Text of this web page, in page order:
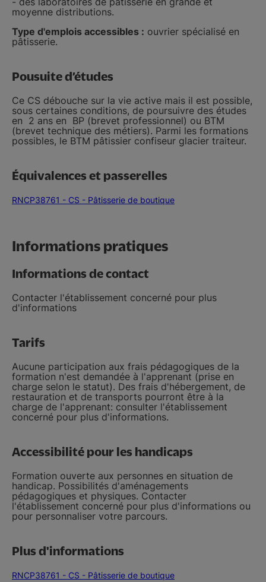
moyenne distributions.
Type d'emplois accessibles : ouvrier spécialisé en
pâtisserie.
Pousuite d’études
Ce CS débouche sur la vie active mais il est possible,
sous certaines conditions, de poursuivre des études
en 2 ans en BP (brevet professionnel) ou BTM
(brevet technique des métiers). Parmi les formations
possibles, le BTM pâtissier confiseur glacier traiteur.
Équivalences et passerelles
RNCP38761 - CS - Pâtisserie de boutique
Informations pratiques
Informations de contact
Contacter l'établissement concerné pour plus
d'informations
Tarifs
Aucune participation aux frais pédagogiques de la
formation n'est demandée à l'apprenant (prise en
charge selon le statut). Des frais d'hébergement, de
restauration et de transports pourront être à la
charge de l'apprenant: consulter l'établissement
concerné pour plus d'informations.
Accessibilité pour les handicaps
Formation ouverte aux personnes en situation de
handicap. Possibilités d'aménagements
pédagogiques et physiques. Contacter
l'établissement concerné pour plus d'informations ou
pour personnaliser votre parcours.
Plus d'informations
RNCP38761 - CS - Pâtisserie de boutique